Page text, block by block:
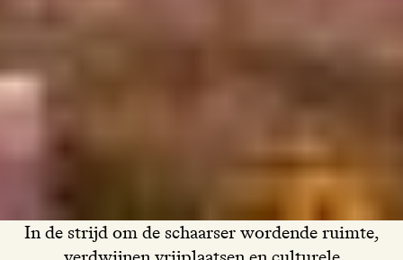
In de strijd om de schaarser wordende ruimte,